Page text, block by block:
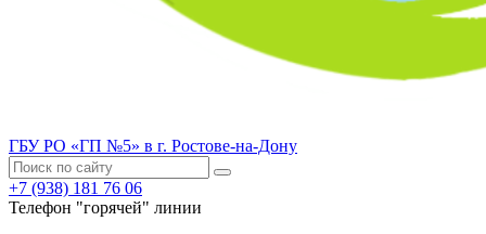
ГБУ РО «ГП №5» в г. Ростове-на-Дону
+7 (938) 181 76 06
Телефон "горячей" линии